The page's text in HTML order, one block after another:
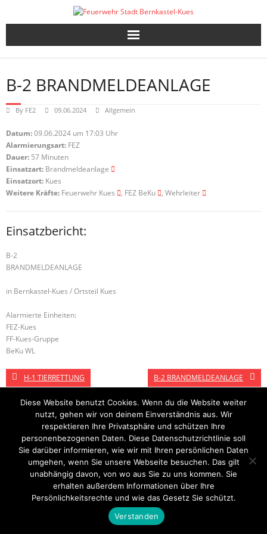
B-2 BRANDMELDEANLAGE
By FE2 09.06.2024 Allgemein
Datum:09.06.2024 um 17:03 Uhr
Alarmierungsart: FEZ
Dauer: 57 Minuten
Einsatzart: Brandmeldeanlage
Einsatzort: Kues
Weitere Kräfte: Feuerwehr Kues , FEZ BeKu , Wehrleiter
Einsatzbericht:
B-2
BRANDMELDEANLAGE
in Bernkastel-Kues / Ortsteil Kues
Alarmierte Einheiten:
FEZ-Kues
FF-Kues-Gruppe
BeKu WL
H-1 TIERRETTUNG B-2 BRANDMELDEANLAGE
Startseite Einsätze Mitglied werden Über uns
Bilder
Kontakt
Theme byThink Up Themes Ltd. Powered byWordPress.
Diese Website benutzt Cookies. Wenn du die Website weiter
nutzt, gehen wir von deinem Einverständnis aus. Wir
respektieren Ihre Privatsphäre und schützen Ihre
personenbezogenen Daten. Diese Datenschutzrichtlinie soll
Sie darüber informieren, wie wir mit Ihren persönlichen Daten
umgehen, wenn Sie unsere Webseite besuchen. Das gilt
unabhängig davon, von wo aus Sie zu uns kommen. Sie
erhalten außerdem Informationen über Ihre
Persönlichkeitsrechte und wie das Gesetz Sie schützt.
Verstanden